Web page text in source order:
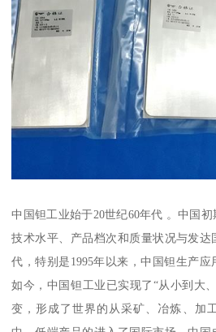
中国钽工业始于20世纪60年代 。中国初
技术水平、产品档次和质量状况与发达
代，特别是1995年以来，中国钽生产应
如今，中国钽工业已实现了“从小到大
变，形成了世界的从采矿、冶炼、加